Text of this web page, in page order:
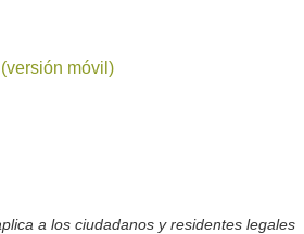
móvil)
a los ciudadanos y residentes legales